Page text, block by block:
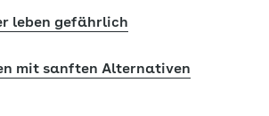
leben gefährlich
mit sanften Alternativen